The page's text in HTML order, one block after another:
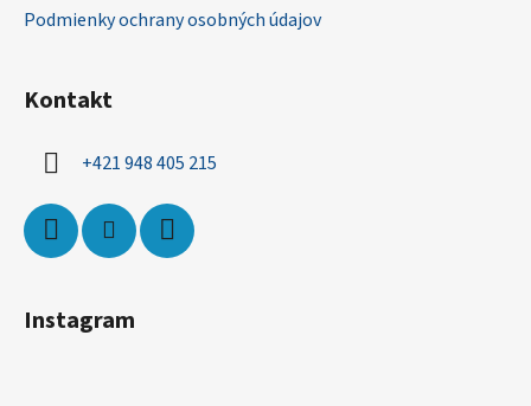
Podmienky ochrany osobných údajov
Kontakt
+421 948 405 215
Instagram